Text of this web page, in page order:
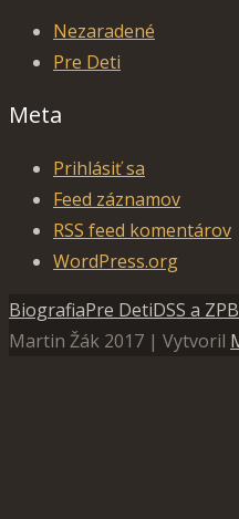
Nezaradené
Pre Deti
Meta
Prihlásiť sa
Feed záznamov
RSS feed komentárov
WordPress.org
BiografiaPre DetiDSS a
Martin Žák 2017 | Vytvoril